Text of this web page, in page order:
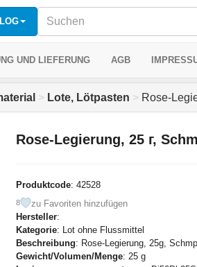
UND LIEFERUNG AGB
> Lote, Lötpasten > Rose-
Rose-Legierung, 25 г,
Produktcode: 42528
8
zu Favoriten hinzufügen
Hersteller:
Kategorie: Lot ohne Flussmittel
Beschreibung: Rose-Legierung, 25g,
Gewicht/Volumen/Menge: 25 g